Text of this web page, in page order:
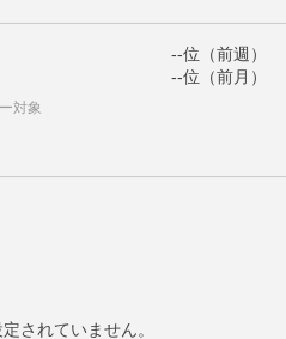
--位（前週）
--位（前月）
対象
されていません。